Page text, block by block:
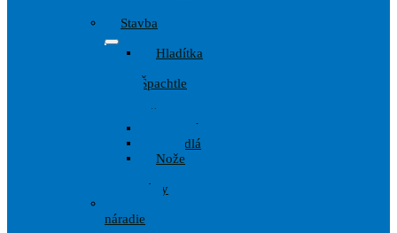
Stavba
Hladítka
Špachtle
lyžice
Kladivá
Meradlá
Nože
Pílky
náradie